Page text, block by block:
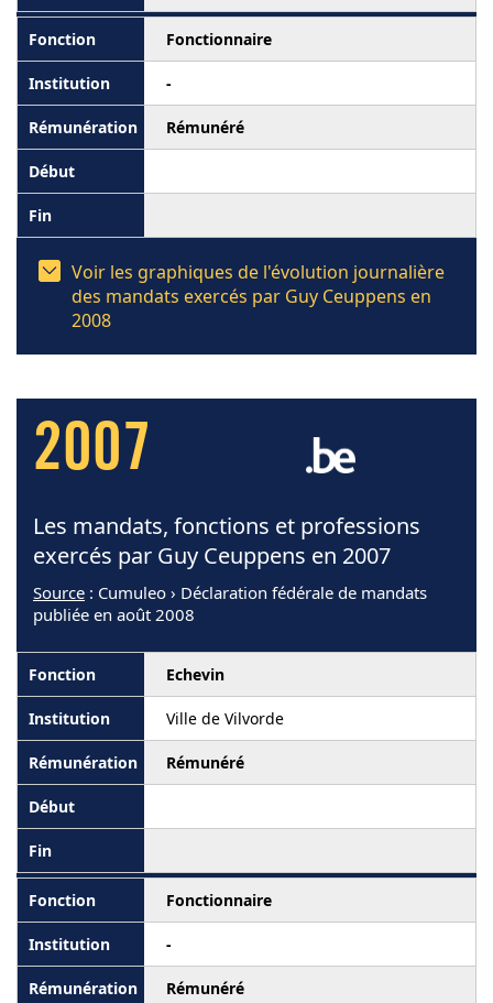
Fonctionnaire
-
Rémunéré
Voir les graphiques de l'évolution journalière
des mandats exercés par Guy Ceuppens en
2008
2007
Les mandats, fonctions et professions
exercés par Guy Ceuppens en 2007
Source : Cumuleo › Déclaration fédérale de mandats
publiée en août 2008
Echevin
Ville de Vilvorde
Rémunéré
Fonctionnaire
-
Rémunéré